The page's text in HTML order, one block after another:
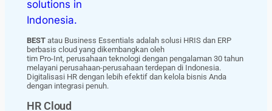
BEST atau Business Essentials adalah solusi HRIS dan ERP
berbasis cloud yang dikembangkan oleh
tim Pro-Int, perusahaan teknologi dengan pengalaman 30 tahun
melayani perusahaan-perusahaan terdepan di Indonesia.
Digitalisasi HR dengan lebih efektif dan kelola bisnis Anda
dengan integrasi penuh.
HR Cloud